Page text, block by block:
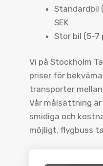
Standardbil
SEK
Stor bil (5-7
Vi på Stockholm
priser för
transporter
Vår målsättning
smidiga och
möjligt, flygbuss